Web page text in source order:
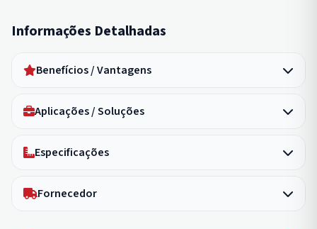
Informações Detalhadas
Benefícios / Vantagens
Aplicações / Soluções
Especificações
Fornecedor